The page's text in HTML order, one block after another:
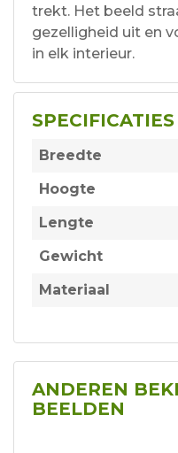
trekt. Het beeld
gezelligheid uit en
in elk interieur.
SPECIFICATIES
Breedte
Hoogte
Lengte
Gewicht
Materiaal
ANDEREN
BEELDEN